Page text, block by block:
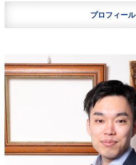
プロフィール